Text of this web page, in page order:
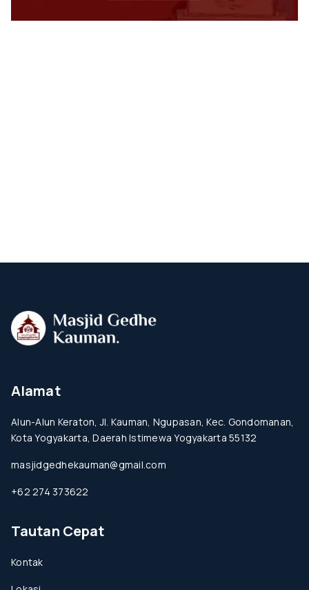
Alamat
Alun-Alun Keraton, Jl. Kauman, Ngupasan, Kec. Gondomanan,
Kota Yogyakarta, Daerah Istimewa Yogyakarta 55132
masjidgedhekauman@gmail.com
+62 274 373622
Tautan Cepat
Kontak